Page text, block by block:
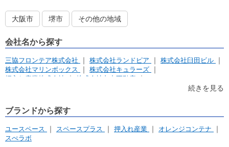
大阪市 堺市 その他の地域
会社名から探す
三協フロンテア株式会社 株式会社ランドピア
株式会社臼田ビル
株式会社マリンボックス
株式会社キュラーズ
押入れ産業株式会社
株式会社丸中不動産
株式会社トラストエージェント
アパルトマンホールディングス株式会社
イナバクリエイト株式会社
株式会社アンビシャス
株式会社ハウスゲート
株式会社SBSS
株式会社瀬戸内
トランクルーム八登
リフォームスタジオ株式会社
株式会社トランクルームパイン
続きを見る
ブランドから探す
ユースペース スペースプラス 押入れ産業
オレンジコンテナ
スぺラボ